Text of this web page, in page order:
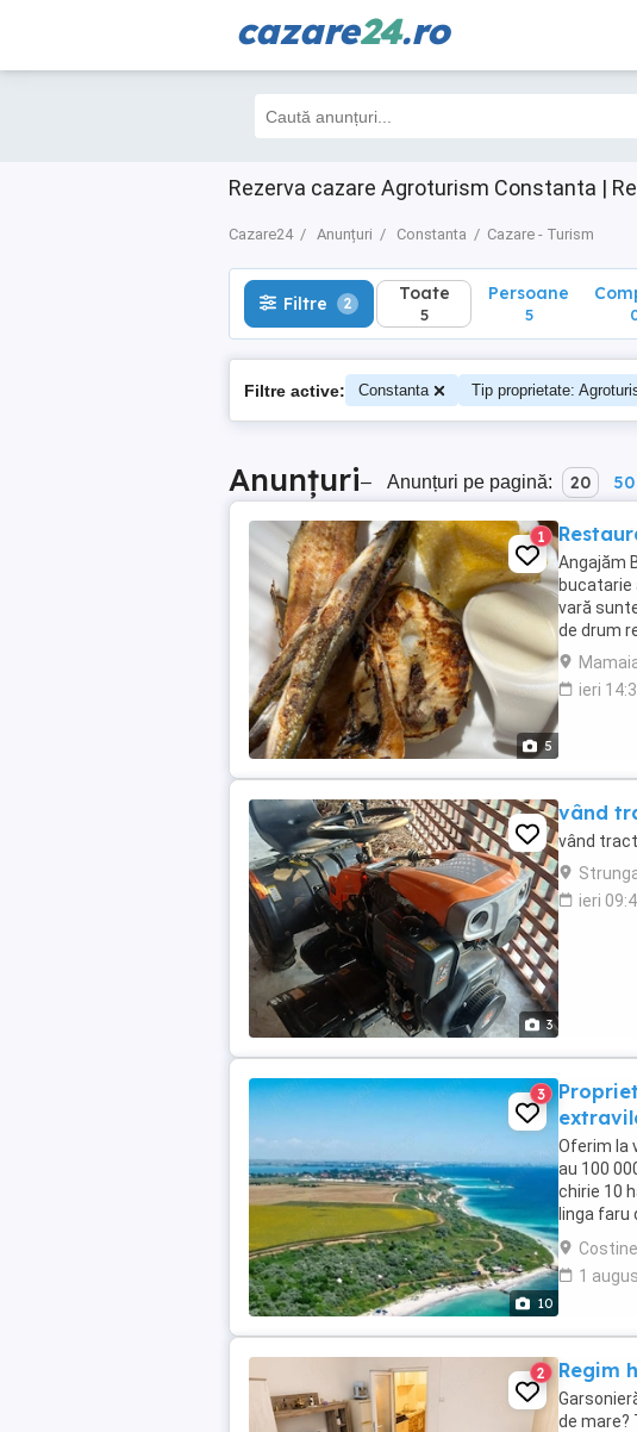
cazare24.ro
Rezerva cazare Agroturism Constanta |
Cazare24 Anunțuri Constanta Cazare - Turism
Filtre 2 Toate
5
Filtre 2 Toate
5
Persoane
5
Filtre active: Constanta Tip proprietate:
Anunțuri– Anunțuri pe pagină: 20 50
5
1
Angajăm
vară
de drum
ieri
3
vând
vând
ieri
10
3
Oferim la
au 100
chirie 10
linga faru
NIBIRU, ...
1
2 Regim
de mare?